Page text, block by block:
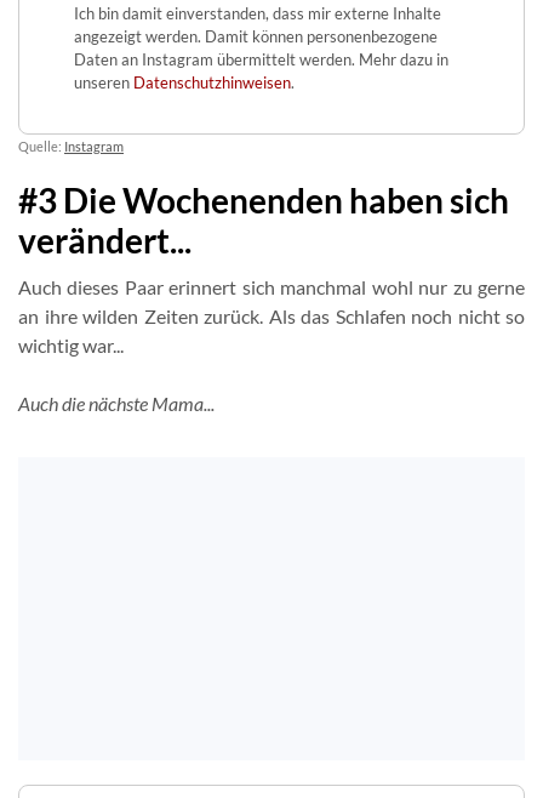
Ich bin damit einverstanden, dass mir externe Inhalte
angezeigt werden. Damit können personenbezogene
Daten an Instagram übermittelt werden. Mehr dazu in
unseren Datenschutzhinweisen.
Quelle: Instagram
#3 Die Wochenenden haben sich
verändert...
Auch dieses Paar erinnert sich manchmal wohl nur zu gerne
an ihre wilden Zeiten zurück. Als das Schlafen noch nicht so
wichtig war...
Auch die nächste Mama...